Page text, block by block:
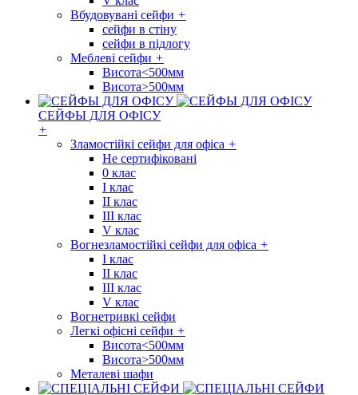
Вбудовувані сейфи +
сейфи в стіну
сейфи в підлогу
Меблеві сейфи +
Висота<500мм
Висота>500мм
СЕЙФЫ ДЛЯ ОФІСУ
+
Зламостійкі сейфи для офіса +
Не сертифіковані
0 клас
I клас
II клас
III клас
V клас
Вогнезламостійкі сейфи для офіса +
I клас
II клас
III клас
V клас
Вогнетривкі сейфи
Легкі офісні сейфи +
Висота<500мм
Висота>500мм
Металеві шафи